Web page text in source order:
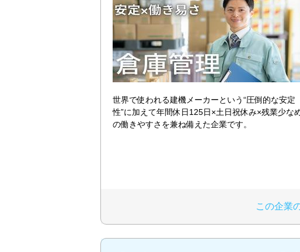
世界で使われる建機メーカーという“圧倒的な安定
性”に加えて年間休日125日×土日祝休み×残業少な
の働きやすさを兼ね備えた企業です。
この企業